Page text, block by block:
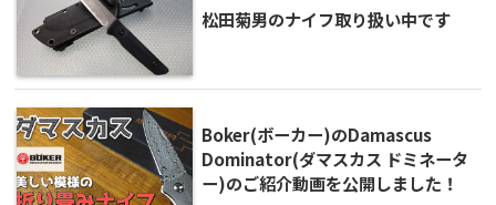
松田菊男のナイフ取り扱い中です
Boker(ボーカー)のDamascus
Dominator(ダマスカス ドミネータ
ー)のご紹介動画を公開しました！